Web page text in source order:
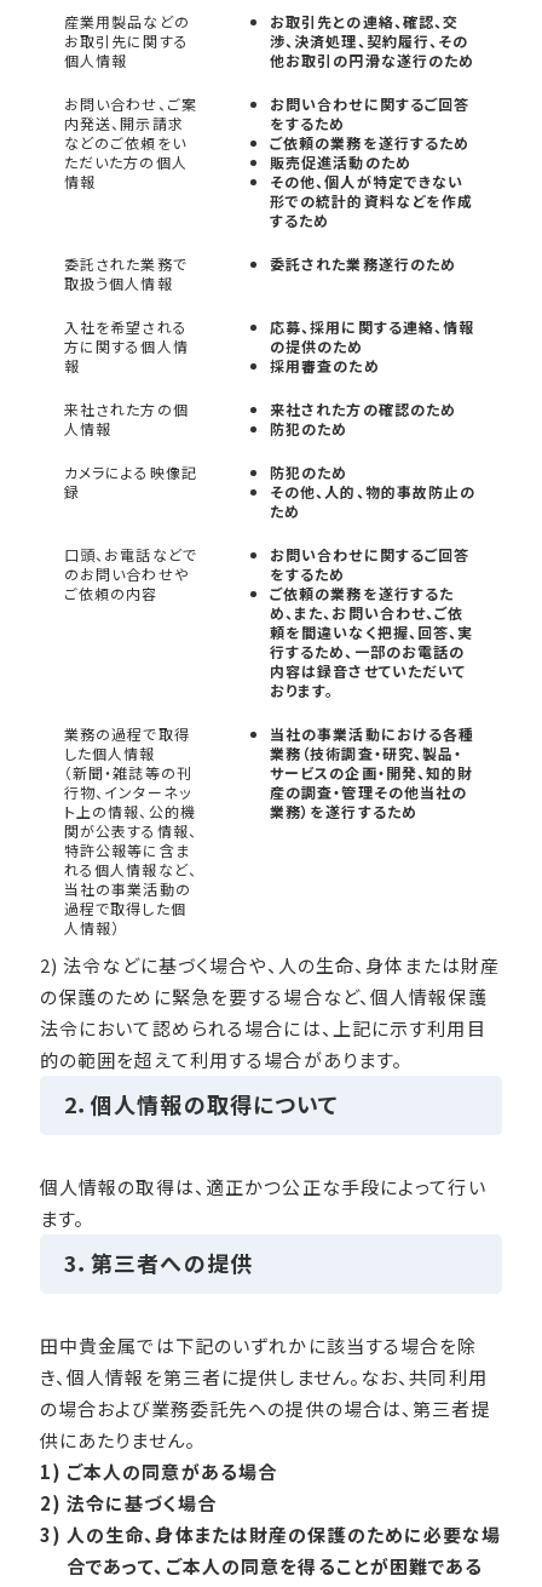
産業用製品などの
お取引先に関する
個人情報
お取引先との連絡、確認、交
渉、決済処理、契約履行、その
他お取引の円滑な遂行のため
お問い合わせ、ご案
内発送、開示請求
などのご依頼をい
ただいた方の個人
情報
お問い合わせに関するご回答
をするため
ご依頼の業務を遂行するため
販売促進活動のため
その他、個人が特定できない
形での統計的資料などを作成
するため
委託された業務で
取扱う個人情報
委託された業務遂行のため
入社を希望される
方に関する個人情
報
応募、採用に関する連絡、情報
の提供のため
採用審査のため
来社された方の個
人情報
来社された方の確認のため
防犯のため
カメラによる映像記
録
防犯のため
その他、人的、物的事故防止の
ため
口頭、お電話などで
のお問い合わせや
ご依頼の内容
お問い合わせに関するご回答
をするため
ご依頼の業務を遂行するた
め、また、お問い合わせ、ご依
頼を間違いなく把握、回答、実
行するため、一部のお電話の
内容は録音させていただいて
おります。
業務の過程で取得
した個人情報
（新聞・雑誌等の刊
行物、インターネッ
ト上の情報、公的機
関が公表する情報、
特許公報等に含ま
れる個人情報など、
当社の事業活動の
過程で取得した個
人情報）
当社の事業活動における各種
業務（技術調査・研究、製品・
サービスの企画・開発、知的財
産の調査・管理その他当社の
業務）を遂行するため
2) 法令などに基づく場合や、人の生命、身体または財産
の保護のために緊急を要する場合など、個人情報保護
法令において認められる場合には、上記に示す利用目
的の範囲を超えて利用する場合があります。
2．個人情報の取得について
個人情報の取得は、適正かつ公正な手段によって行い
ます。
3．第三者への提供
田中貴金属では下記のいずれかに該当する場合を除
き、個人情報を第三者に提供しません。なお、共同利用
の場合および業務委託先への提供の場合は、第三者提
供にあたりません。
1) ご本人の同意がある場合
2) 法令に基づく場合
3) 人の生命、身体または財産の保護のために必要な場
合であって、ご本人の同意を得ることが困難である